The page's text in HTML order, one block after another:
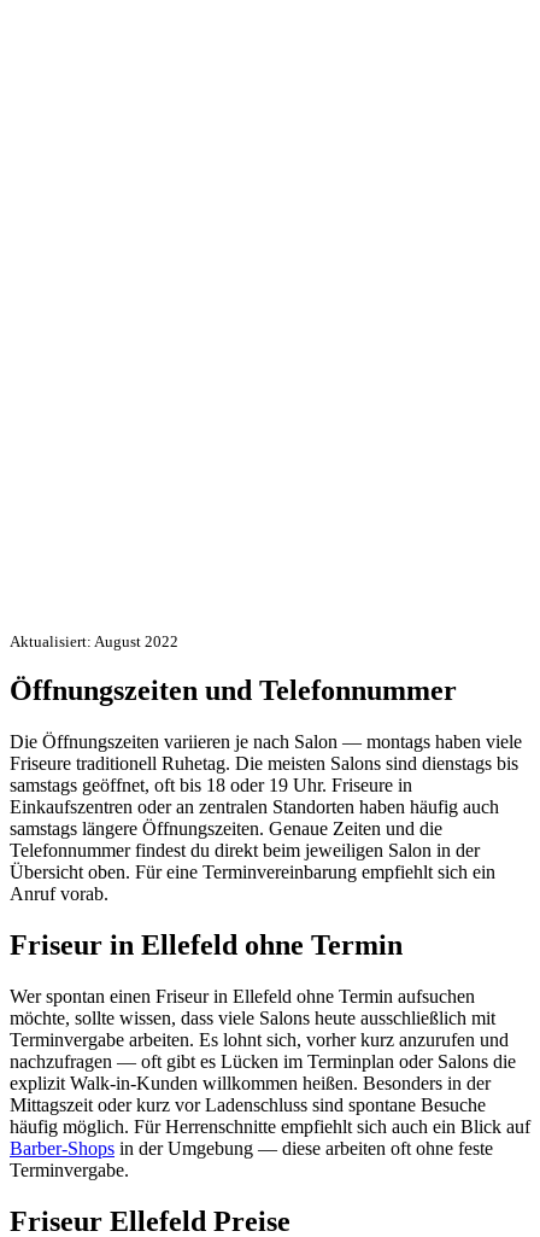
Aktualisiert: August 2022
Öffnungszeiten und Telefonnummer
Die Öffnungszeiten variieren je nach Salon — montags haben viele
Friseure traditionell Ruhetag. Die meisten Salons sind dienstags bis
samstags geöffnet, oft bis 18 oder 19 Uhr. Friseure in
Einkaufszentren oder an zentralen Standorten haben häufig auch
samstags längere Öffnungszeiten. Genaue Zeiten und die
Telefonnummer findest du direkt beim jeweiligen Salon in der
Übersicht oben. Für eine Terminvereinbarung empfiehlt sich ein
Anruf vorab.
Friseur in Ellefeld ohne Termin
Wer spontan einen Friseur in Ellefeld ohne Termin aufsuchen
möchte, sollte wissen, dass viele Salons heute ausschließlich mit
Terminvergabe arbeiten. Es lohnt sich, vorher kurz anzurufen und
nachzufragen — oft gibt es Lücken im Terminplan oder Salons die
explizit Walk-in-Kunden willkommen heißen. Besonders in der
Mittagszeit oder kurz vor Ladenschluss sind spontane Besuche
häufig möglich. Für Herrenschnitte empfiehlt sich auch ein Blick auf
Barber-Shops in der Umgebung — diese arbeiten oft ohne feste
Terminvergabe.
Friseur Ellefeld Preise